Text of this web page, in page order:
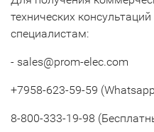
технических
специалистам:
- sales@prom-elec.com
+7958-623-59-59
8-800-333-19-98